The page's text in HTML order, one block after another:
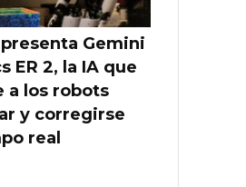
Gemini
ER 2, la IA que
a los robots
y corregirse
real